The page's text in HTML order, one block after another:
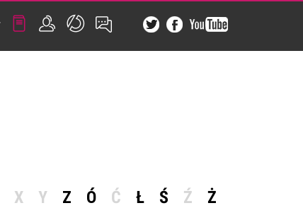
X Y Z Ó Ć Ł Ś Ź
Ż